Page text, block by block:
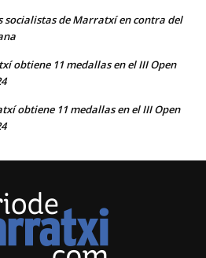
socialistas de Marratxí en contra del
obtiene 11 medallas en el III Open
obtiene 11 medallas en el III Open